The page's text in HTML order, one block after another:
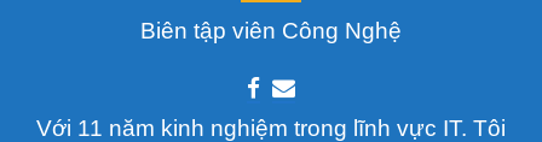
Biên tập viên Công Nghệ
Với 11 năm kinh nghiệm trong lĩnh vực IT. Tôi